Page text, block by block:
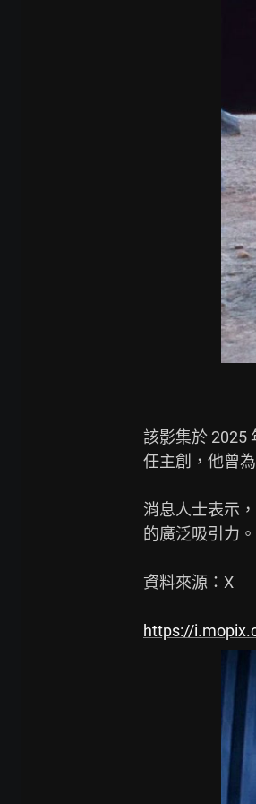
該影集於 2025
任主創，他曾
消息人士表示
的廣泛吸引力。
資料來源：X
https://